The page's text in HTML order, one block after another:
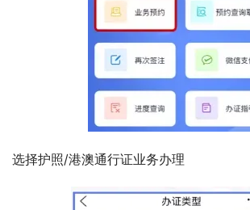
选择护照/港澳通行证业务办理